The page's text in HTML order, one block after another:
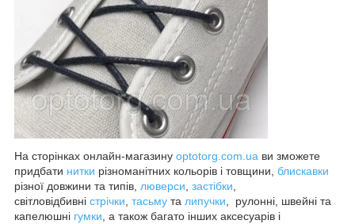
На сторінках онлайн-магазину optotorg.com.ua ви зможете
придбати нитки різноманітних кольорів і товщини, блискавки
різної довжини та типів, люверси, застібки,
світловідбивні стрічки, тасьму та липучки, рулонні, швейні та
капелюшні гумки, а також багато інших аксесуарів і